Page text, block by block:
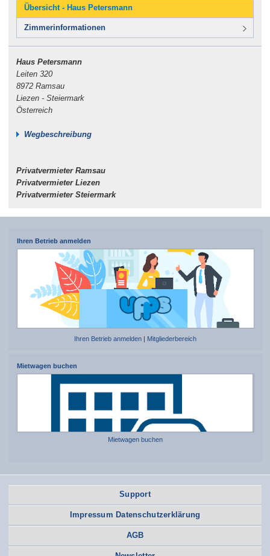
Übersicht - Haus Petersmann
Zimmerinformationen
Haus Petersmann
Leiten 320
8972 Ramsau
Liezen - Steiermark
Österreich
Wegbeschreibung
Privatvermieter Ramsau
Privatvermieter Liezen
Privatvermieter Steiermark
Ihren Betrieb anmelden
Ihren Betrieb anmelden Mitgliederbereich
Mietwagen buchen
Mietwagen buchen
Support
Impressum Datenschutzerklärung
AGB